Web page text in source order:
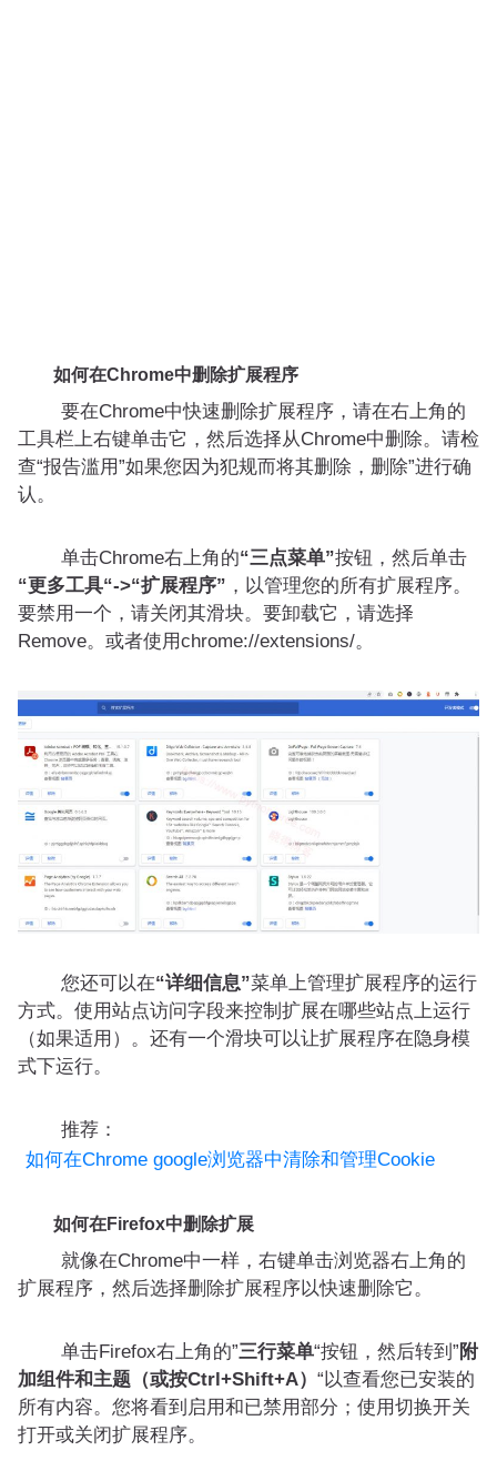
如何在Chrome中删除扩展程序
要在Chrome中快速删除扩展程序，请在右上角的
工具栏上右键单击它，然后选择从Chrome中删除。请检
查“报告滥用”如果您因为犯规而将其删除，删除”进行确
认。
单击Chrome右上角的“三点菜单”按钮，然后单击
“更多工具“->“扩展程序” ，以管理您的所有扩展程序。
要禁用一个，请关闭其滑块。要卸载它，请选择
Remove。或者使用chrome://extensions/。
您还可以在“详细信息”菜单上管理扩展程序的运行
方式。使用站点访问字段来控制扩展在哪些站点上运行
（如果适用）。还有一个滑块可以让扩展程序在隐身模
式下运行。
推荐：
如何在Chrome google浏览器中清除和管理Cookie
如何在Firefox中删除扩展
就像在Chrome中一样，右键单击浏览器右上角的
扩展程序，然后选择删除扩展程序以快速删除它。
单击Firefox右上角的”三行菜单“按钮，然后转到” 附
加组件和主题（或按Ctrl+Shift+A） “以查看您已安装的
所有内容。您将看到启用和已禁用部分；使用切换开关
打开或关闭扩展程序。